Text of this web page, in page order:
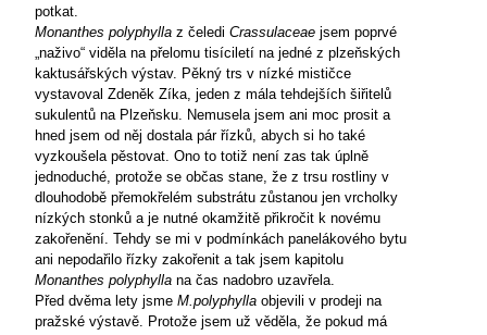
potkat.
Monanthes polyphylla z čeledi Crassulaceae jsem poprvé
„naživo“ viděla na přelomu tisíciletí na jedné z plzeňských
kaktusářských výstav. Pěkný trs v nízké mističce
vystavoval Zdeněk Zíka, jeden z mála tehdejších šiřitelů
sukulentů na Plzeňsku. Nemusela jsem ani moc prosit a
hned jsem od něj dostala pár řízků, abych si ho také
vyzkoušela pěstovat. Ono to totiž není zas tak úplně
jednoduché, protože se občas stane, že z trsu rostliny v
dlouhodobě přemokřelém substrátu zůstanou jen vrcholky
nízkých stonků a je nutné okamžitě přikročit k novému
zakořenění. Tehdy se mi v podmínkách panelákového bytu
ani nepodařilo řízky zakořenit a tak jsem kapitolu
Monanthes polyphylla na čas nadobro uzavřela.
Před dvěma lety jsme M.polyphylla objevili v prodeji na
pražské výstavě. Protože jsem už věděla, že pokud má